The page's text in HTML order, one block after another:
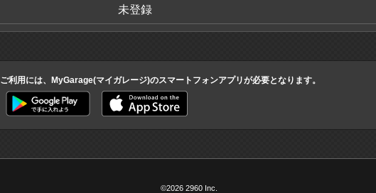
未登録
ご利用には、MyGarage(マイガレージ)のスマートフォンアプリが必要となります。
©2026 2960 Inc.